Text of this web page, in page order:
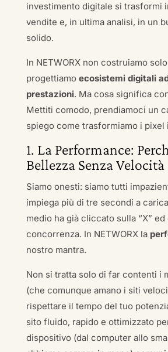
investimento digitale si trasformi
vendite e, in ultima analisi, in un
solido.
In NETWORX non costruiamo
progettiamo ecosistemi digitali
prestazioni. Ma cosa significa
Mettiti comodo, prendiamoci un
spiego come trasformiamo i
1. La Performance:
Bellezza Senza
Siamo onesti: siamo tutti
impiega più di tre secondi a
medio ha già cliccato sulla “X” ed
concorrenza. In NETWORX la
nostro mantra.
Non si tratta solo di far contenti i
(che comunque amano i siti
rispettare il tempo del tuo
sito fluido, rapido e ottimizzato
dispositivo (dal computer allo